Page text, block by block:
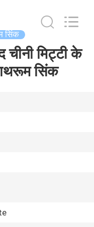
सिंक
मिट्टी के
सिंक